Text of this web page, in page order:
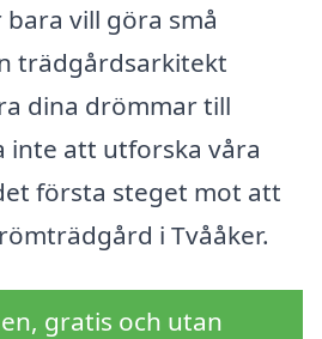
vill göra små
trädgårdsarkitekt
dina drömmar till
inte att utforska våra
första steget mot att
i Tvååker.
gratis och utan